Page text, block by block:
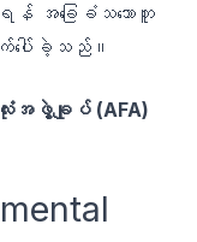
ရန် အခြေခံသဘောတူ
ပေါ်ခဲ့သည်။
ာလုံးအဖွဲ့ချုပ် (AFA)